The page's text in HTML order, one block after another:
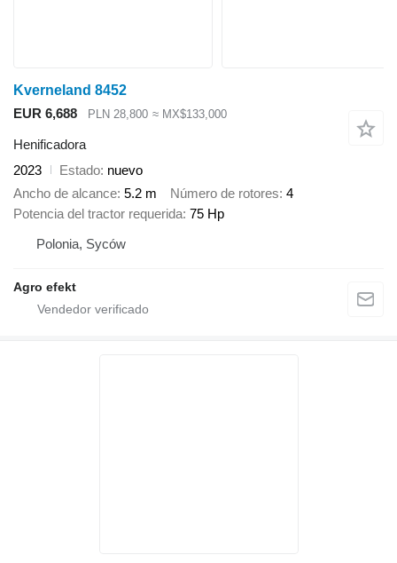
Kverneland 8452
EUR 6,688
PLN 28,800 ≈ MX$133,000
Henificadora
2023
Estado nuevo
Ancho de alcance 5.2 m Número de rotores 4
Potencia del tractor requerida 75 Hp
Polonia, Syców
Agro efekt